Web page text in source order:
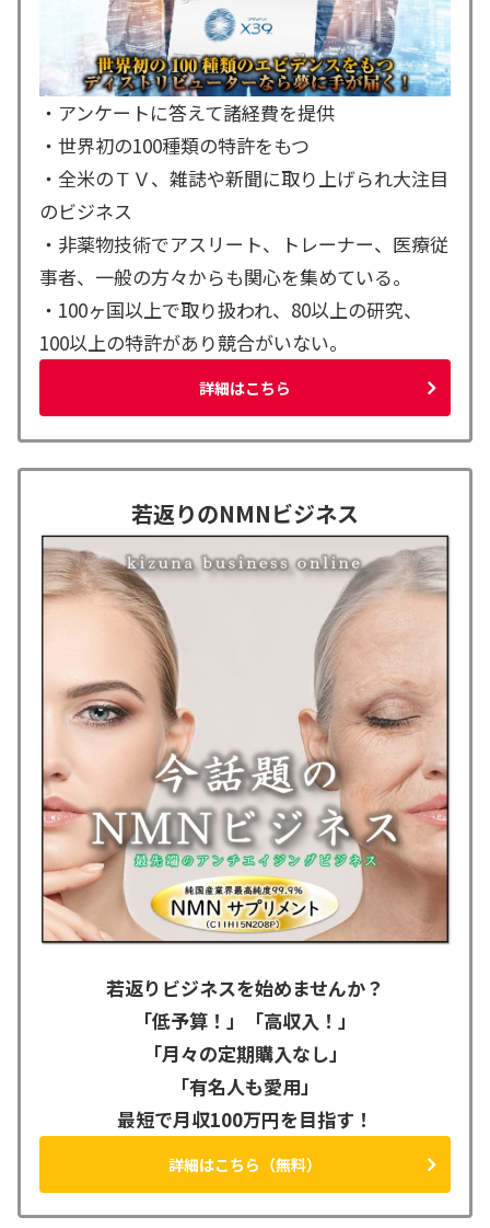
・アンケートに答えて諸経費を提供
・世界初の100種類の特許をもつ
・全米のＴＶ、雑誌や新聞に取り上げられ大注目
のビジネス
・非薬物技術でアスリート、トレーナー、医療従
事者、一般の方々からも関心を集めている。
・100ヶ国以上で取り扱われ、80以上の研究、
100以上の特許があり競合がいない。
詳細はこちら
若返りのNMNビジネス
若返りビジネスを始めませんか？
「低予算！」「高収入！」
「月々の定期購入なし」
「有名人も愛用」
最短で月収100万円を目指す！
詳細はこちら（無料）